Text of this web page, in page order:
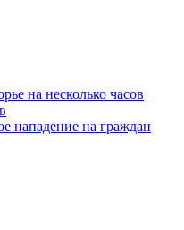
на несколько часов
нападение на граждан